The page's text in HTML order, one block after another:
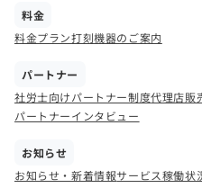
料金
料金プラン打刻機器のご案内
パートナー
社労士向けパートナー制度代理店販
パートナーインタビュー
お知らせ
お知らせ・新着情報サービス稼働状